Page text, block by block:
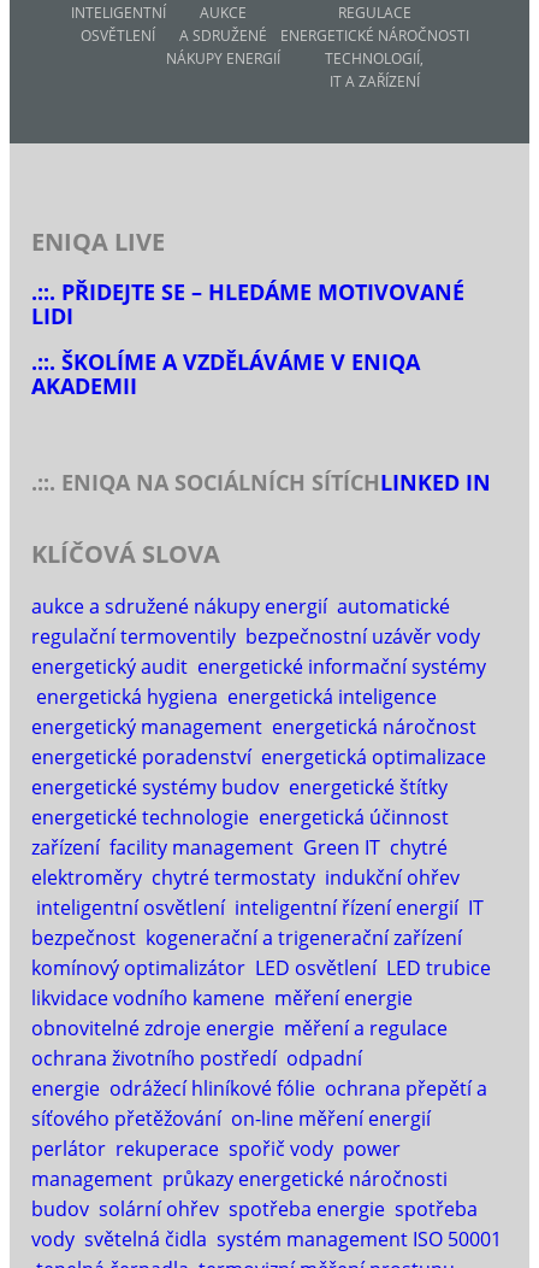
INTELIGENTNÍ
OSVĚTLENÍ
AUKCE
A SDRUŽENÉ
NÁKUPY ENERGIÍ
REGULACE
ENERGETICKÉ NÁROČNOSTI
TECHNOLOGIÍ,
IT A ZAŘÍZENÍ
ENIQA LIVE
.::. PŘIDEJTE SE – HLEDÁME MOTIVOVANÉ
LIDI
.::. ŠKOLÍME A VZDĚLÁVÁME V ENIQA
AKADEMII
.::. ENIQA NA SOCIÁLNÍCH SÍTÍCHLINKED IN
KLÍČOVÁ SLOVA
aukce a sdružené nákupy energií automatické
regulační termoventily bezpečnostní uzávěr vody
energetický audit energetické informační systémy
energetická hygiena energetická inteligence
energetický management energetická náročnost
energetické poradenství energetická optimalizace
energetické systémy budov energetické štítky
energetické technologie energetická účinnost
zařízení facility management Green IT chytré
elektroměry chytré termostaty indukční ohřev
inteligentní osvětlení inteligentní řízení energií IT
bezpečnost kogenerační a trigenerační zařízení
komínový optimalizátor LED osvětlení LED trubice
likvidace vodního kamene měření energie
obnovitelné zdroje energie měření a regulace
ochrana životního postředí odpadní
energie odrážecí hliníkové fólie ochrana přepětí a
síťového přetěžování on-line měření energií
perlátor rekuperace spořič vody power
management průkazy energetické náročnosti
budov solární ohřev spotřeba energie spotřeba
vody světelná čidla systém management ISO 50001